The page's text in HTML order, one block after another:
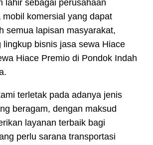
lahir sebagai perusahaan
mobil komersial yang dapat
semua lapisan masyarakat,
lingkup bisnis jasa sewa Hiace
Hiace Premio di Pondok Indah
terletak pada adanya jenis
beragam, dengan maksud
layanan terbaik bagi
perlu sarana transportasi